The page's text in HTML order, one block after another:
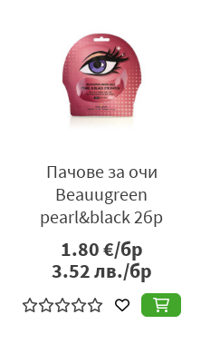
Пачове за очи
Beauugreen
pearl&black 2бр
1.80€/бр
3.52лв./бр